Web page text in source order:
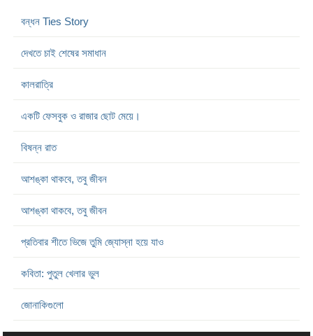
বন্ধন Ties Story
দেখতে চাই শেষের সমাধান
কালরাত্রি
একটি ফেসবুক ও রাজার ছোট মেয়ে।
বিষন্ন রাত
আশঙ্কা থাকবে, তবু জীবন
আশঙ্কা থাকবে, তবু জীবন
প্রতিবার শীতে ভিজে তুমি জ্যোস্না হয়ে যাও
কবিতা: পুতুল খেলার ভুল
জোনাকিগুলো